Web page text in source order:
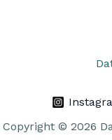
Copyright © 2026